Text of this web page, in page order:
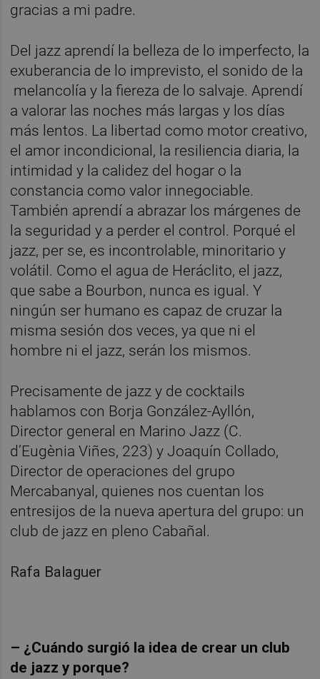
gracias a mi padre.
Del jazz aprendí la belleza de lo imperfecto, la
exuberancia de lo imprevisto, el sonido de la
melancolía y la fiereza de lo salvaje. Aprendí
a valorar las noches más largas y los días
más lentos. La libertad como motor creativo,
el amor incondicional, la resiliencia diaria, la
intimidad y la calidez del hogar o la
constancia como valor innegociable.
También aprendí a abrazar los márgenes de
la seguridad y a perder el control. Porqué el
jazz, per se, es incontrolable, minoritario y
volátil. Como el agua de Heráclito, el jazz,
que sabe a Bourbon, nunca es igual. Y
ningún ser humano es capaz de cruzar la
misma sesión dos veces, ya que ni el
hombre ni el jazz, serán los mismos.
Precisamente de jazz y de cocktails
hablamos con Borja González-Ayllón,
Director general en Marino Jazz (C.
d’Eugènia Viñes, 223) y Joaquín Collado,
Director de operaciones del grupo
Mercabanyal, quienes nos cuentan los
entresijos de la nueva apertura del grupo: un
club de jazz en pleno Cabañal.
Rafa Balaguer
– ¿Cuándo surgió la idea de crear un club
de jazz y porque?